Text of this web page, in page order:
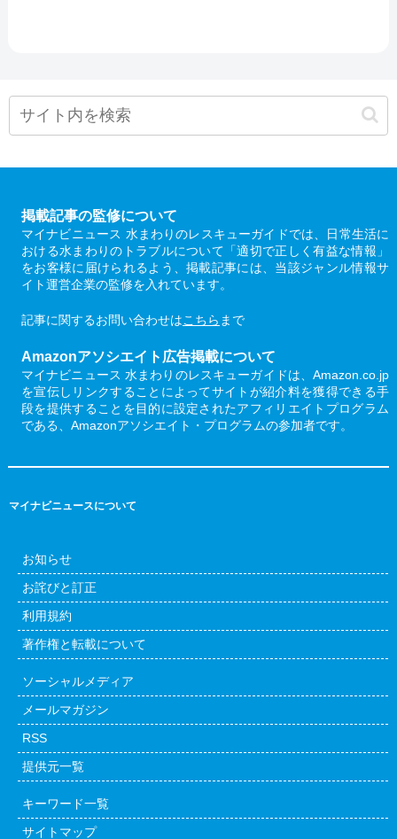
掲載記事の監修について
マイナビニュース 水まわりのレスキューガイドでは、日常生活に
おける水まわりのトラブルについて「適切で正しく有益な情報」
をお客様に届けられるよう、掲載記事には、当該ジャンル情報サ
イト運営企業の監修を入れています。
記事に関するお問い合わせはこちら まで
Amazonアソシエイト広告掲載について
マイナビニュース 水まわりのレスキューガイドは、Amazon.co.jp
を宣伝しリンクすることによってサイトが紹介料を獲得できる手
段を提供することを目的に設定されたアフィリエイトプログラム
である、Amazonアソシエイト・プログラムの参加者です。
マイナビニュースについて
お知らせ
お詫びと訂正
利用規約
著作権と転載について
ソーシャルメディア
メールマガジン
RSS
提供元一覧
キーワード一覧
サイトマップ